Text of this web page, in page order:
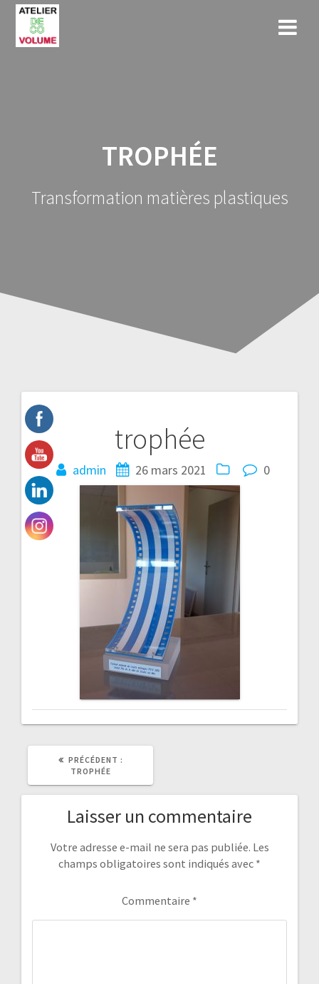
TROPHÉE
Transformation matières plastiques
trophée
admin 26 mars 2021 0
Navigation
de
l’article
PRÉCÉDENT :
TROPHÉE
Laisser un commentaire
Votre adresse e-mail ne sera pas publiée. Les
champs obligatoires sont indiqués avec *
Commentaire *